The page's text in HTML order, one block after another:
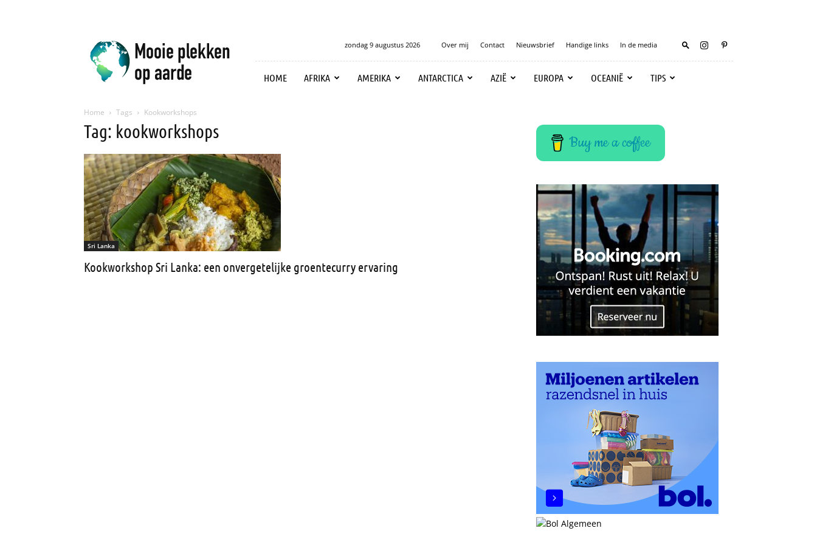
Mooie
plekken
op
aarde
zondag 9 augustus 2026 Over mij Contact Nieuwsbrief Handige links In de media
HOME AFRIKA AMERIKA ANTARCTICA AZIË EUROPA OCEANIË TIPS
Home Tags Kookworkshops
Tag: kookworkshops
Sri Lanka
Kookworkshop Sri Lanka: een onvergetelijke groentecurry ervaring
Buy me a coffee